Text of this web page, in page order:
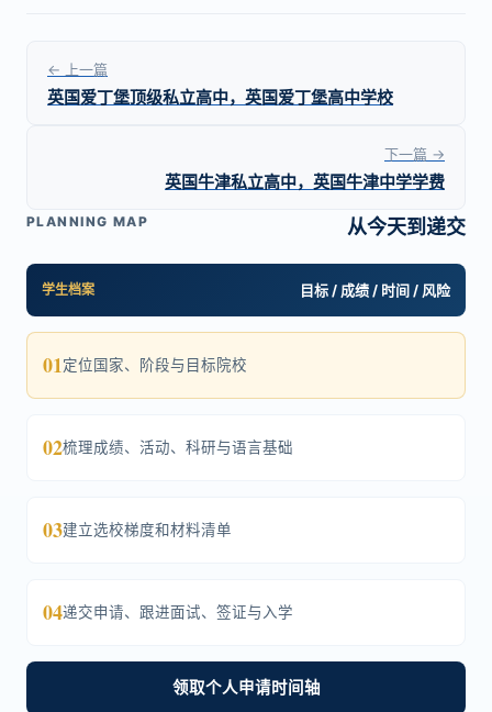
← 上一篇
英国爱丁堡顶级私立高中，英国爱丁堡高中学校
下一篇 →
英国牛津私立高中，英国牛津中学学费
PLANNING MAP 从今天到递交
学生档案 目标 / 成绩 / 时间 / 风险
01定位国家、阶段与目标院校
02梳理成绩、活动、科研与语言基础
03建立选校梯度和材料清单
04递交申请、跟进面试、签证与入学
领取个人申请时间轴